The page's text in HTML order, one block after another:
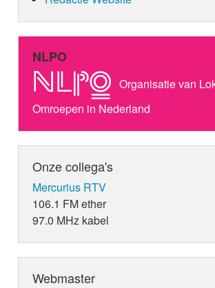
NLPO
Organisatie van
Omroepen in Nederland
Onze collega's
Mercurius RTV
106.1 FM ether
97.0 MHz kabel
Webmaster